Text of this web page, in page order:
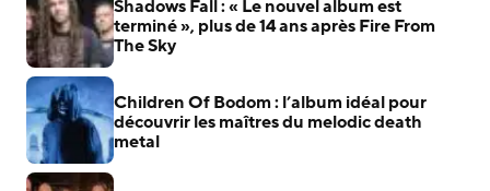
Shadows Fall : « Le nouvel album est
terminé », plus de 14 ans après Fire From
The Sky
Children Of Bodom : l’album idéal pour
découvrir les maîtres du melodic death
metal